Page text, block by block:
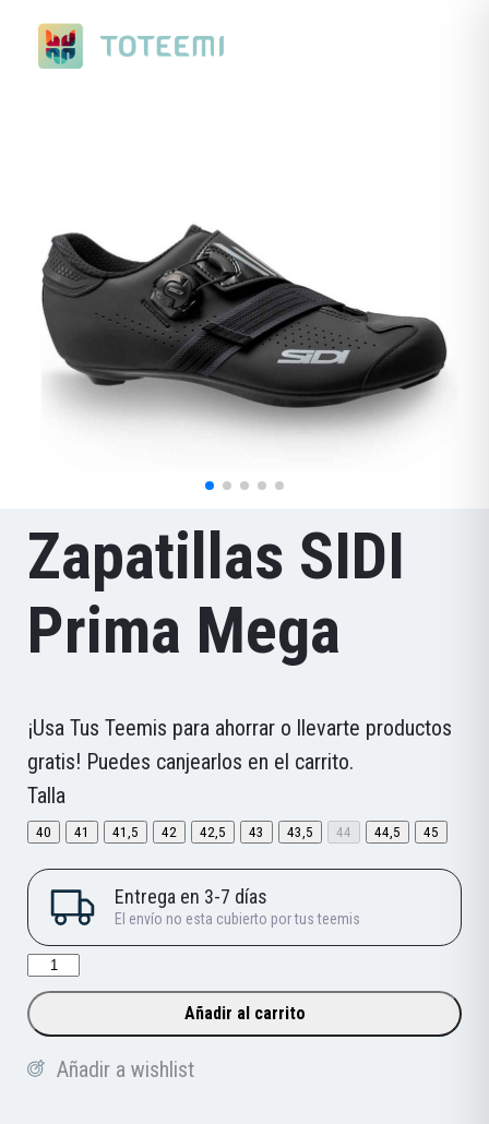
Zapatillas SIDI
Prima Mega
¡Usa Tus Teemis para ahorrar o llevarte productos
gratis! Puedes canjearlos en el carrito.
Talla
40 41 41,5 42 42,5 43 43,5 44 44,5 45
Zapatillas
SIDI
Prima
Mega
Añadir al carrito
Añadir a wishlist